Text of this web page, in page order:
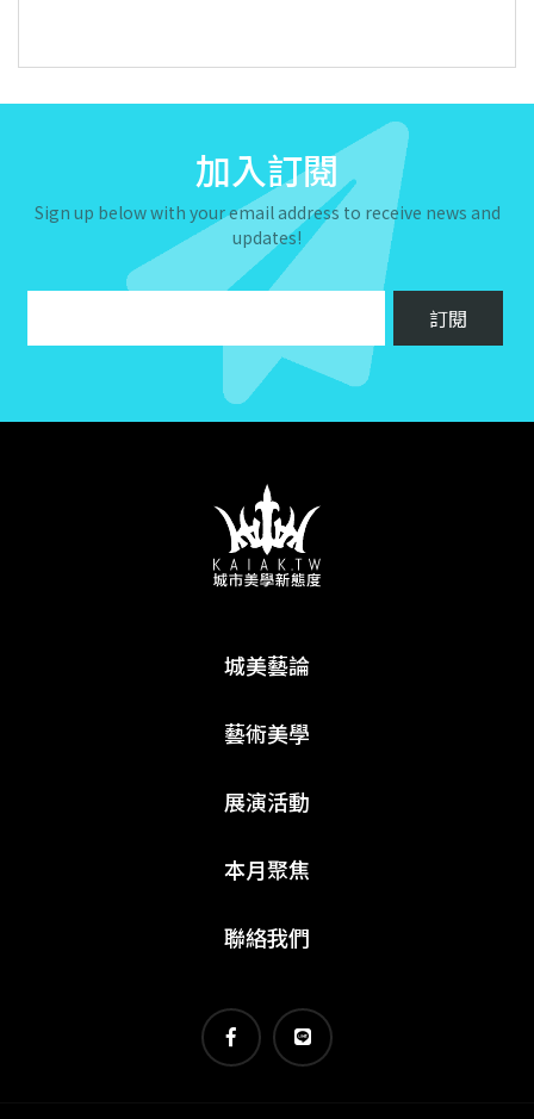
加入訂閱
Sign up below with your email address to receive news and
updates!
城美藝論
藝術美學
展演活動
本月聚焦
聯絡我們